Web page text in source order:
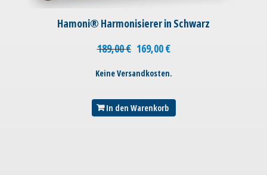
Hamoni® Harmonisierer in Schwarz
189,00€ 169,00€
Keine Versandkosten.
In den Warenkorb